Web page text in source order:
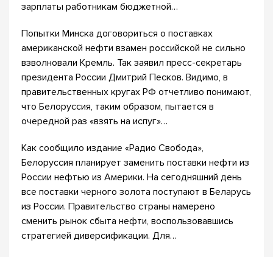
зарплаты работникам бюджетной…
Попытки Минска договориться о поставках
американской нефти взамен российской не сильно
взволновали Кремль. Так заявил пресс-секретарь
президента России Дмитрий Песков. Видимо, в
правительственных кругах РФ отчетливо понимают,
что Белоруссия, таким образом, пытается в
очередной раз «взять на испуг»…
Как сообщило издание «Радио Свобода»,
Белоруссия планирует заменить поставки нефти из
России нефтью из Америки. На сегодняшний день
все поставки черного золота поступают в Беларусь
из России. Правительство страны намерено
сменить рынок сбыта нефти, воспользовавшись
стратегией диверсификации. Для…